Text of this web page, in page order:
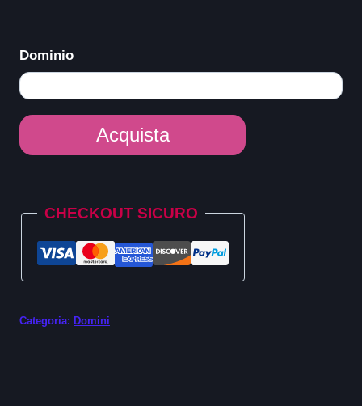
Dominio
Dominio
.sale
Acquista
CHECKOUT SICURO
Categoria: Domini